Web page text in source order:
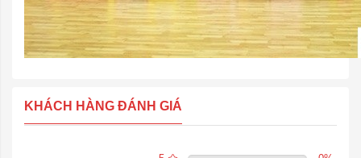
KHÁCH HÀNG ĐÁNH GIÁ